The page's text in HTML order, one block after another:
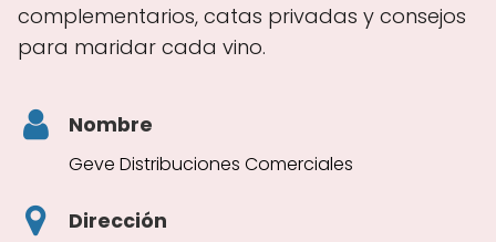
complementarios, catas privadas y consejos
para maridar cada vino.
Nombre
Geve Distribuciones Comerciales
Dirección